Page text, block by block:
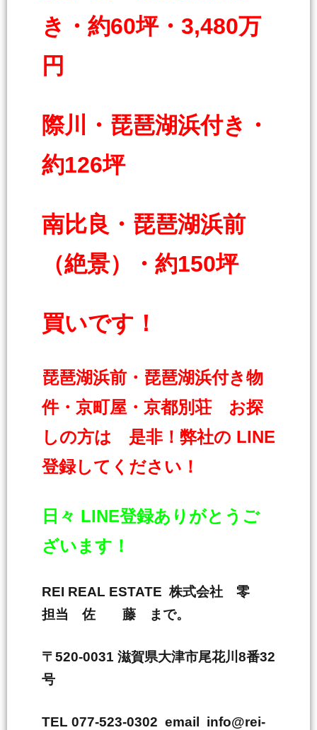
き・約60坪・3,480万
円
際川・琵琶湖浜付き・
約126坪
南比良・琵琶湖浜前
（絶景）・約150坪
買いです！
琵琶湖浜前・琵琶湖浜付き物
件・京町屋・京都別荘 お探
しの方は 是非！弊社の LINE
登録してください！
日々 LINE登録ありがとうご
ざいます！
REI REAL ESTATE 株式会社 零
担当 佐 藤 まで。
〒520-0031 滋賀県大津市尾花川8番32
号
TEL 077-523-0302 email info@rei-